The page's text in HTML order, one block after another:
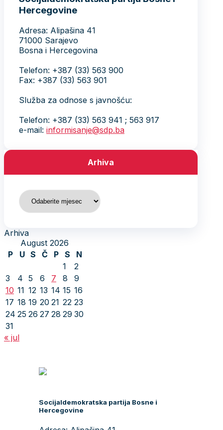
Hercegovine
Adresa: Alipašina 41
71000 Sarajevo
Bosna i Hercegovina
Telefon: +387 (33) 563 900
Fax: +387 (33) 563 901
Služba za odnose s javnošću:
Telefon: +387 (33) 563 941 ; 563 917
e-mail: informisanje@sdp.ba
Arhiva
Arhiva
Arhiva
August 2026
P
U S Č P S
N
1
2
3
4 5 6 7 8
9
10 11 12 13 14 15 16
17 18 19 20 21 22 23
24 25 26 27 28 29 30
31
« jul
Socijaldemokratska partija Bosne i
Hercegovine